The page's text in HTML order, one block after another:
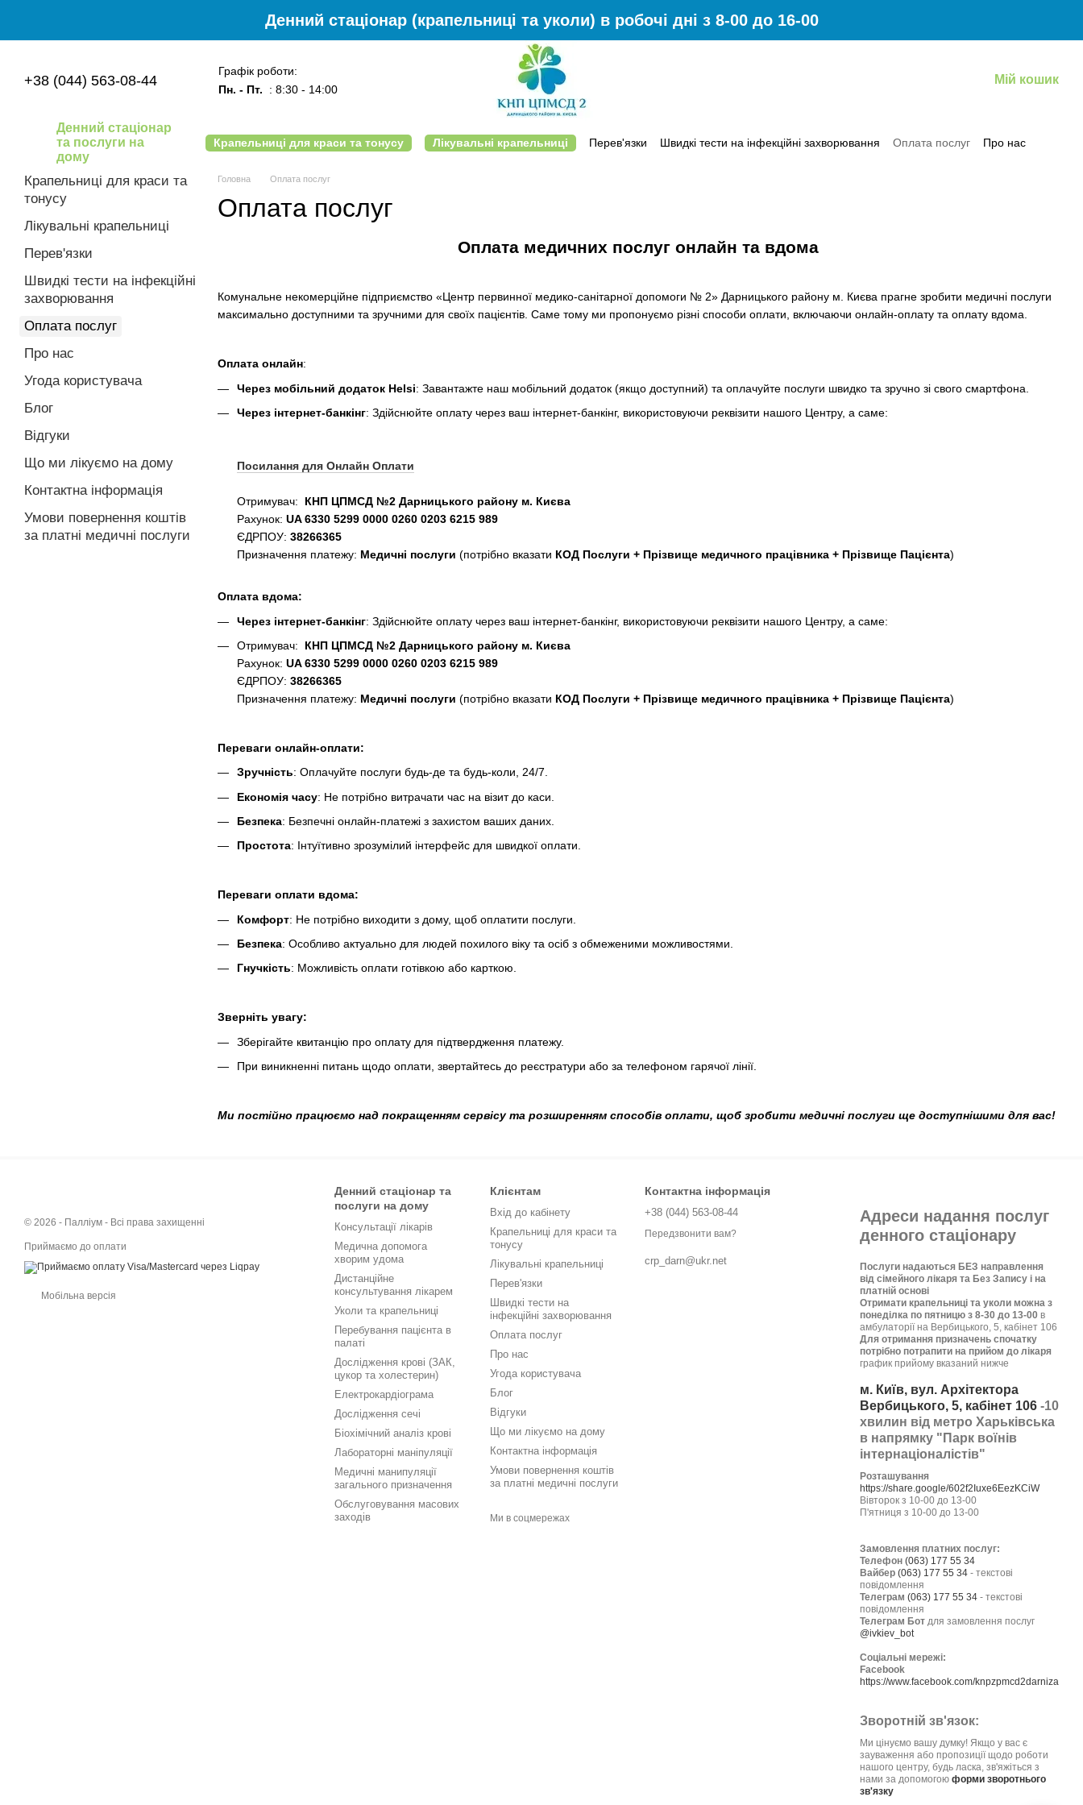
Денний стаціонар (крапельниці та уколи) в робочі дні з 8-00 до 16-00
+38 (044) 563-08-44
Графік роботи:
Пн. - Пт.
: 8:30 - 14:00
Мій кошик
Денний стаціонар
та послуги на
дому
Крапельниці для краси та тонусу Лікувальні крапельниці Перев'язки Швидкі тести на інфекційні захворювання Оплата послуг
Про нас
Головна Оплата послуг
Оплата послуг
Оплата медичних послуг онлайн та вдома
Комунальне некомерційне підприємство «Центр первинної медико-санітарної допомоги № 2» Дарницького району м. Києва прагне зробити медичні послуги
максимально доступними та зручними для своїх пацієнтів. Саме тому ми пропонуємо різні способи оплати, включаючи онлайн-оплату та оплату вдома.
Оплата онлайн:
Через мобільний додаток Helsi: Завантажте наш мобільний додаток (якщо доступний) та оплачуйте послуги швидко та зручно зі свого смартфона.
Через інтернет-банкінг: Здійснюйте оплату через ваш інтернет-банкінг, використовуючи реквізити нашого Центру, а саме:
Посилання для Онлайн Оплати
Отримувач:
КНП ЦПМСД №2 Дарницького району м. Києва
Рахунок: UA 6330 5299 0000 0260 0203 6215 989
ЄДРПОУ: 38266365
Призначення платежу: Медичні послуги (потрібно вказати КОД Послуги + Прізвище медичного працівника + Прізвище Пацієнта)
Оплата вдома:
Через інтернет-банкінг: Здійснюйте оплату через ваш інтернет-банкінг, використовуючи реквізити нашого Центру, а саме:
Отримувач:
КНП ЦПМСД №2 Дарницького району м. Києва
Рахунок: UA 6330 5299 0000 0260 0203 6215 989
ЄДРПОУ: 38266365
Призначення платежу: Медичні послуги (потрібно вказати КОД Послуги + Прізвище медичного працівника + Прізвище Пацієнта)
Переваги онлайн-оплати:
Зручність: Оплачуйте послуги будь-де та будь-коли, 24/7.
Економія часу: Не потрібно витрачати час на візит до каси.
Безпека: Безпечні онлайн-платежі з захистом ваших даних.
Простота: Інтуїтивно зрозумілий інтерфейс для швидкої оплати.
Переваги оплати вдома:
Комфорт: Не потрібно виходити з дому, щоб оплатити послуги.
Безпека: Особливо актуально для людей похилого віку та осіб з обмеженими можливостями.
Гнучкість: Можливість оплати готівкою або карткою.
Зверніть увагу:
Зберігайте квитанцію про оплату для підтвердження платежу.
При виникненні питань щодо оплати, звертайтесь до реєстратури або за телефоном гарячої лінії.
Ми постійно працюємо над покращенням сервісу та розширенням способів оплати, щоб зробити медичні послуги ще доступнішими для вас!
Крапельниці для краси та
тонусу
Лікувальні крапельниці
Перев'язки
Швидкі тести на інфекційні
захворювання
Оплата послуг
Про нас
Угода користувача
Блог
Відгуки
Що ми лікуємо на дому
Контактна інформація
Умови повернення коштів
за платні медичні послуги
© 2026 - Палліум - Всі права захищенні
Приймаємо до оплати
Мобільна версія
Денний стаціонар та
послуги на дому
Консультації лікарів
Медична допомога
хворим удома
Дистанційне
консультування лікарем
Уколи та крапельниці
Перебування пацієнта в
палаті
Дослідження крові (ЗАК,
цукор та холестерин)
Електрокардіограма
Дослідження сечі
Біохімічний аналіз крові
Лабораторні маніпуляції
Медичні манипуляції
загального призначення
Обслуговування масових
заходів
Клієнтам
Вхід до кабінету
Крапельниці для краси та
тонусу
Лікувальні крапельниці
Перев'язки
Швидкі тести на
інфекційні захворювання
Оплата послуг
Про нас
Угода користувача
Блог
Відгуки
Що ми лікуємо на дому
Контактна інформація
Умови повернення коштів
за платні медичні послуги
Ми в соцмережах
Контактна інформація
+38 (044) 563-08-44
Передзвонити вам?
crp_darn@ukr.net
Адреси надання послуг
денного стаціонару
Послуги надаються БЕЗ направлення
від сімейного лікаря та Без Запису і на
платній основі
Отримати крапельниці та уколи можна з
понеділка по пятницю з 8-30 до 13-00 в
амбулаторії на Вербицького, 5, кабінет 106
Для отримання призначень спочатку
потрібно потрапити на прийом до лікаря
график прийому вказаний нижче
м. Київ, вул. Архітектора
Вербицького, 5, кабінет 106 -10
хвилин від метро Харьківська
в напрямку "Парк воїнів
інтернаціоналістів"
Розташування
https://share.google/602f2Iuxe6EezKCiW
Вівторок з 10-00 до 13-00
П'ятниця з 10-00 до 13-00
Замовлення платних послуг:
Телефон (063) 177 55 34
Вайбер (063) 177 55 34 - текстові
повідомлення
Телеграм (063) 177 55 34 - текстові
повідомлення
Телеграм Бот для замовлення послуг
@ivkiev_bot
Соціальні мережі:
Facebook
https://www.facebook.com/knpzpmcd2darniza
Зворотній зв'язок:
Ми цінуємо вашу думку! Якщо у вас є
зауваження або пропозиції щодо роботи
нашого центру, будь ласка, зв'яжіться з
нами за допомогою форми зворотнього
зв'язку